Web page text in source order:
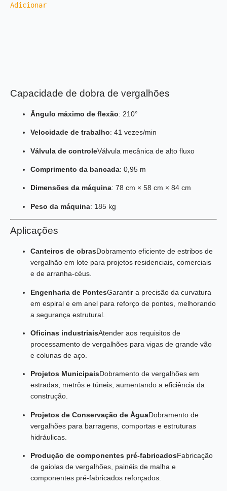
Adicionar
Capacidade de dobra de vergalhões
Ângulo máximo de flexão: 210°
Velocidade de trabalho: 41 vezes/min
Válvula de controleVálvula mecânica de alto fluxo
Comprimento da bancada: 0,95 m
Dimensões da máquina: 78 cm × 58 cm × 84 cm
Peso da máquina: 185 kg
Aplicações
Canteiros de obrasDobramento eficiente de estribos de
vergalhão em lote para projetos residenciais, comerciais
e de arranha-céus.
Engenharia de PontesGarantir a precisão da curvatura
em espiral e em anel para reforço de pontes, melhorando
a segurança estrutural.
Oficinas industriaisAtender aos requisitos de
processamento de vergalhões para vigas de grande vão
e colunas de aço.
Projetos MunicipaisDobramento de vergalhões em
estradas, metrôs e túneis, aumentando a eficiência da
construção.
Projetos de Conservação de ÁguaDobramento de
vergalhões para barragens, comportas e estruturas
hidráulicas.
Produção de componentes pré-fabricadosFabricação
de gaiolas de vergalhões, painéis de malha e
componentes pré-fabricados reforçados.